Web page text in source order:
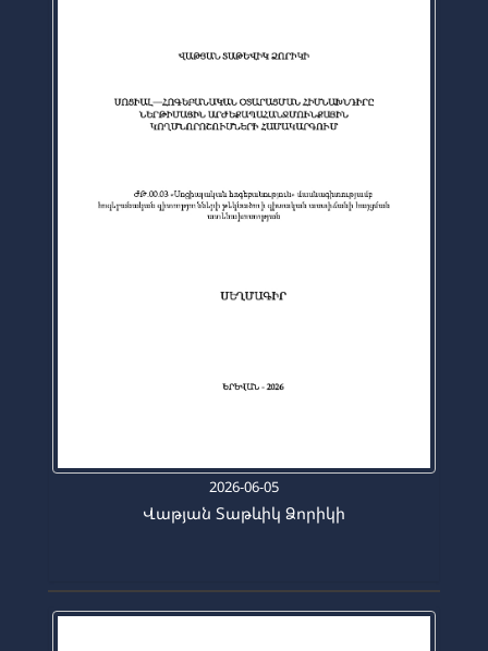
2026-06-05
Վաթյան Տաթևիկ Ձորիկի